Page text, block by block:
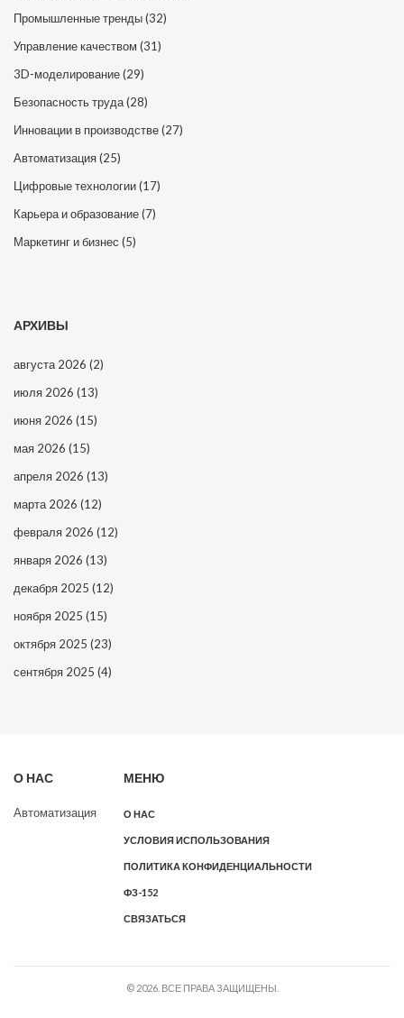
Промышленные тренды(32)
Управление качеством (31)
3D-моделирование(29)
Безопасность труда(28)
Инновации в производстве(27)
Автоматизация(25)
Цифровые технологии(17)
Карьера и образование(7)
Маркетинг и бизнес (5)
АРХИВЫ
августа 2026 (2)
июля 2026 (13)
июня 2026 (15)
мая 2026 (15)
апреля 2026 (13)
марта 2026 (12)
февраля 2026 (12)
января 2026 (13)
декабря 2025 (12)
ноября 2025 (15)
октября 2025 (23)
сентября 2025 (4)
О НАС
Автоматизация
МЕНЮ
О НАС
УСЛОВИЯ ИСПОЛЬЗОВАНИЯ
ПОЛИТИКА КОНФИДЕНЦИАЛЬНОСТИ
ФЗ-152
СВЯЗАТЬСЯ
© 2026. ВСЕ ПРАВА ЗАЩИЩЕНЫ.